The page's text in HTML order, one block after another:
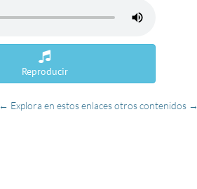
Reproducir
← Explora en estos enlaces otros contenidos →